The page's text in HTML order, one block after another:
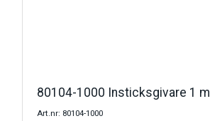
80104-1000 Insticksgivare 1 m
Art.nr: 80104-1000